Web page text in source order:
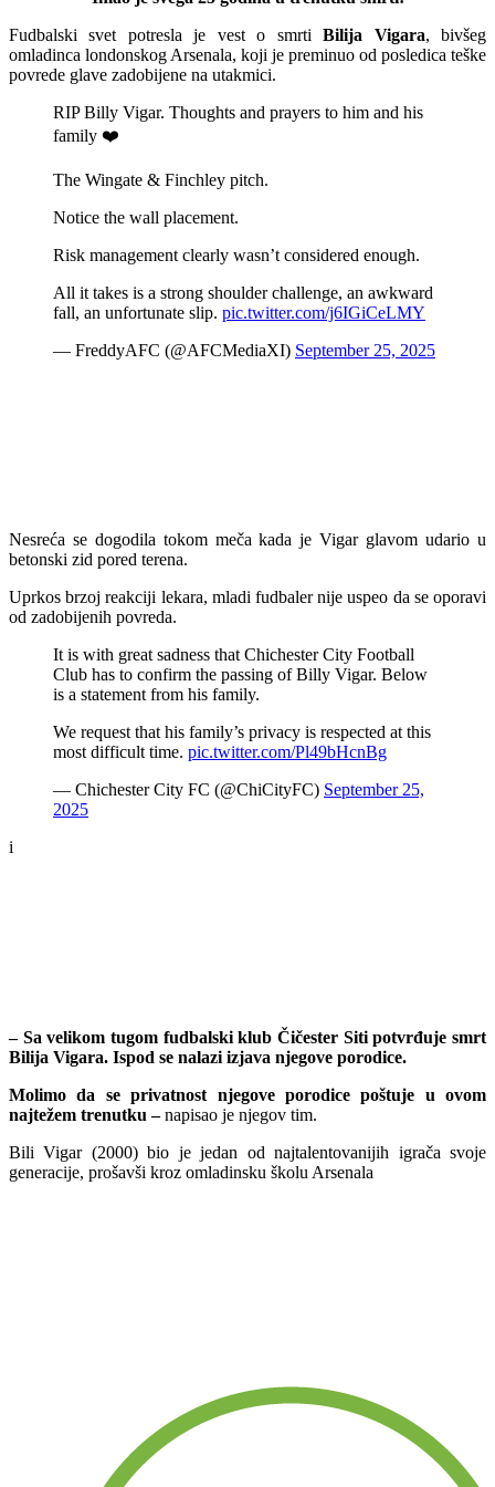
Fudbalski svet potresla je vest o smrtiBilija Vigara, bivšeg
omladinca londonskog Arsenala, koji je preminuo od posledica teške
povrede glave zadobijene na utakmici.
RIP Billy Vigar. Thoughts and prayers to him and his
family ❤️
The Wingate & Finchley pitch.
Notice the wall placement.
Risk management clearly wasn’t considered enough.
All it takes is a strong shoulder challenge, an awkward
fall, an unfortunate slip. pic.twitter.com/j6IGiCeLMY
— FreddyAFC (@AFCMediaXI) September 25, 2025
Nesreća se dogodila tokom meča kada je Vigar glavom udario u
betonski zid pored terena.
Uprkos brzoj reakciji lekara, mladi fudbaler nije uspeo da se oporavi
od zadobijenih povreda.
It is with great sadness that Chichester City Football
Club has to confirm the passing of Billy Vigar. Below
is a statement from his family.
We request that his family’s privacy is respected at this
most difficult time. pic.twitter.com/Pl49bHcnBg
— Chichester City FC (@ChiCityFC) September 25,
2025
i
– Sa velikom tugom fudbalski klub Čičester Siti potvrđuje smrt
Bilija Vigara. Ispod se nalazi izjava njegove porodice.
Molimo da se privatnost njegove porodice poštuje u ovom
najtežem trenutku –napisao je njegov tim.
Bili Vigar (2000) bio je jedan od najtalentovanijih igrača svoje
generacije, prošavši kroz omladinsku školu Arsenala